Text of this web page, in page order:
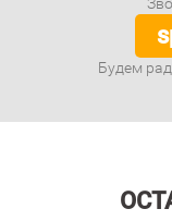
Будем